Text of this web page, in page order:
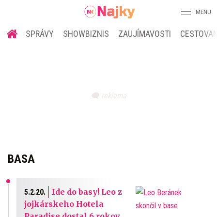
MENU
SPRÁVY SHOWBIZNIS ZAUJÍMAVOSTI
BASA
5.2.20.
Ide do basy! Leo z
jojkárskeho Hotela